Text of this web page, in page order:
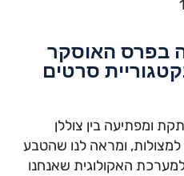
בפרס האוסקר
סרטים
ומפתיעה בין צוללן
ומראה לנו שהטבע
האקולוגית שאנחנו